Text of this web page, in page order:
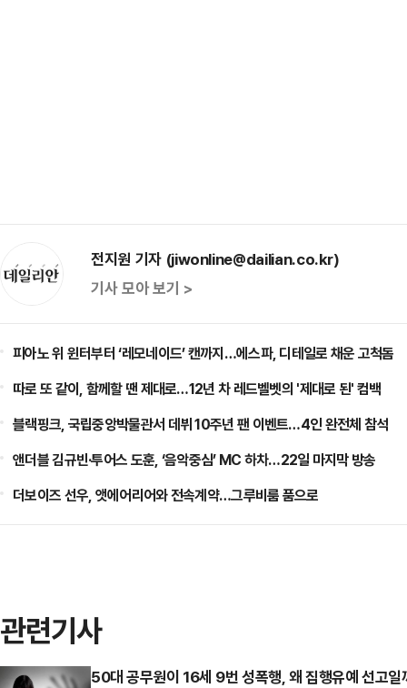
전지원 기자 (jiwonline@dailian.co.kr)
기사 모아 보기 >
피아노 위 윈터부터 ‘레모네이드’ 캔까지…에스파, 디테일로 채운 고척돔
따로 또 같이, 함께할 땐 제대로…12년 차 레드벨벳의 '제대로 된' 컴백
블랙핑크, 국립중앙박물관서 데뷔 10주년 팬 이벤트…4인 완전체 참석
앤더블 김규빈·투어스 도훈, ‘음악중심’ MC 하차…22일 마지막 방송
더보이즈 선우, 앳에어리어와 전속계약…그루비룸 품으로
관련기사
50대 공무원이 16세 9번 성폭행, 왜 집행유예 선고일